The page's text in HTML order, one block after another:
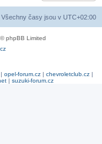
Všechny časy jsou v UTC+02:00
phpBB Limited
| opel-forum.cz | chevroletclub.cz |
| suzuki-forum.cz